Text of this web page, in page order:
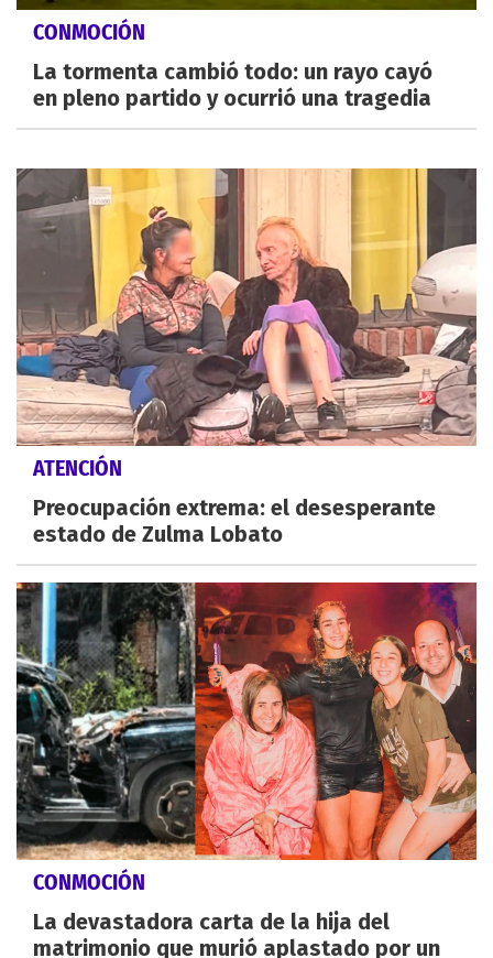
CONMOCIÓN
La tormenta cambió todo: un rayo cayó
en pleno partido y ocurrió una tragedia
ATENCIÓN
Preocupación extrema: el desesperante
estado de Zulma Lobato
CONMOCIÓN
La devastadora carta de la hija del
matrimonio que murió aplastado por un